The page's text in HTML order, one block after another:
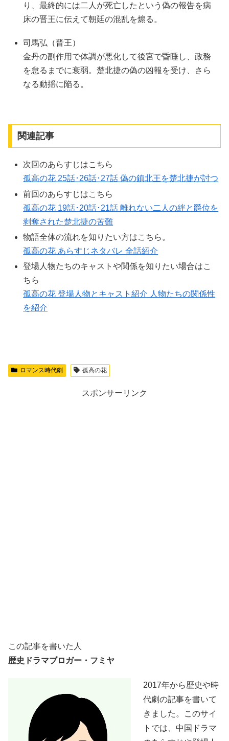
り、最終的には二人が死亡したという偽の報告を病
床の晋王に伝えて朝廷の混乱を煽る。
司馬弘（晋王）
金丹の副作用で体調が悪化して後宮で昏睡し、政務
を怠るまでに衰弱。楚北捷の偽の凶報を受け、さら
なる動揺に陥る。
関連記事
次回のあらすじはこちら
孤高の花 25話･26話･27話 偽の鎮北王を楚北捷が討つ
前回のあらすじはこちら
孤高の花 19話･20話･21話 離れない二人の絆と爵位を
剥奪された楚北捷の苦難
物語全体の流れを知りたい方はこちら。
孤高の花 あらすじネタバレ 全話紹介
登場人物たちのキャストや関係を知りたい場合はこ
ちら
孤高の花 登場人物とキャスト紹介 人物たちの関係性
を紹介
ロマンス時代劇 孤高の花
スポンサーリンク
この記事を書いた人
歴史ドラマブロガー・フミヤ
2017年から歴史や時
代劇の記事を書いて
きました。このサイ
トでは、中国ドラマ